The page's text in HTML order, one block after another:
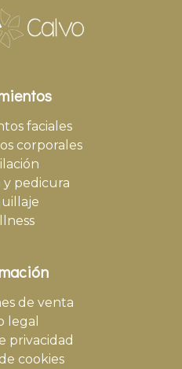
faciales
corporales
y pedicura
de venta
legal
privacidad
cookies